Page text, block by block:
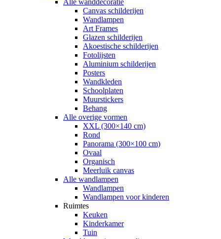
Canvas schilderijen
Wandlampen
Art Frames
Glazen schilderijen
Akoestische schilderijen
Fotolijsten
Aluminium schilderijen
Posters
Wandkleden
Schoolplaten
Muurstickers
Behang
Alle overige vormen
XXL (300×140 cm)
Rond
Panorama (300×100 cm)
Ovaal
Organisch
Meerluik canvas
Alle wandlampen
Wandlampen
Wandlampen voor kinderen
Ruimtes
Keuken
Kinderkamer
Tuin